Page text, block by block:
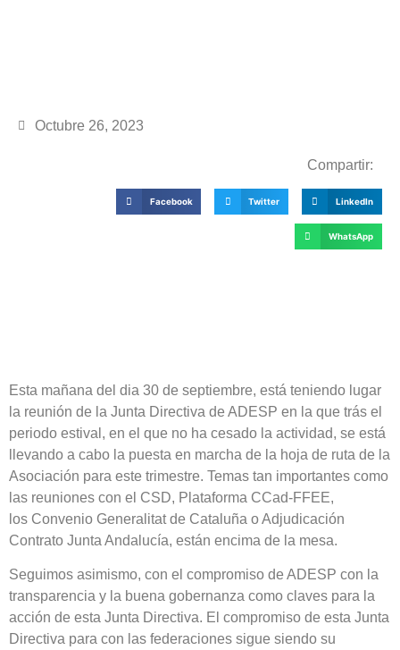
Octubre 26, 2023
Compartir:
Facebook Twitter LinkedIn
WhatsApp
Esta mañana del dia 30 de septiembre, está teniendo lugar
la reunión de la Junta Directiva de ADESP en la que trás el
periodo estival, en el que no ha cesado la actividad, se está
llevando a cabo la puesta en marcha de la hoja de ruta de la
Asociación para este trimestre. Temas tan importantes como
las reuniones con el CSD, Plataforma CCad-FFEE,
los Convenio Generalitat de Cataluña o Adjudicación
Contrato Junta Andalucía, están encima de la mesa.
Seguimos asimismo, con el compromiso de ADESP con la
transparencia y la buena gobernanza como claves para la
acción de esta Junta Directiva. El compromiso de esta Junta
Directiva para con las federaciones sigue siendo su